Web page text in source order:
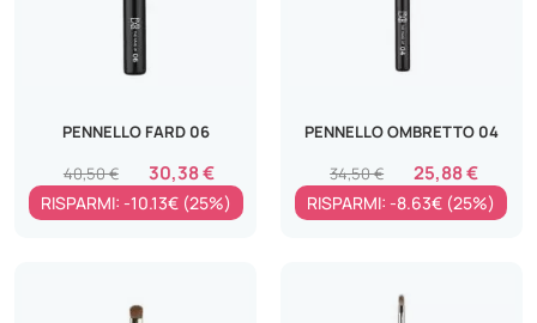
PENNELLO FARD 06
30,38 €
40,50 €
RISPARMI: -10.13€ (25%)
PENNELLO OMBRETTO 04
25,88 €
34,50 €
RISPARMI: -8.63€ (25%)